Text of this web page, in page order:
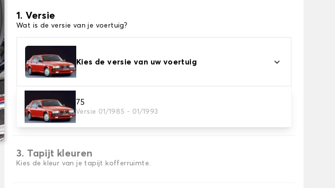
1. Versie
Wat is de versie van je voertuig?
Kies de versie van uw voertuig
75
Versie 01/1985 - 01/1993
2. Materiaal
Kies het materiaal van uw kofferbakmat
3. Tapijt kleuren
Kies de kleur van je tapijt kofferruimte.